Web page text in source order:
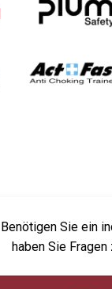
Benötigen Sie ein
haben Sie